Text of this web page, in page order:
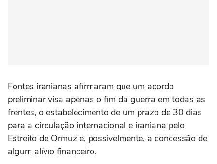
Fontes iranianas afirmaram que um acordo
preliminar visa apenas o fim da guerra em todas as
frentes, o estabelecimento de um prazo de 30 dias
para a circulação internacional e iraniana pelo
Estreito de Ormuz e, possivelmente, a concessão de
algum alívio financeiro.